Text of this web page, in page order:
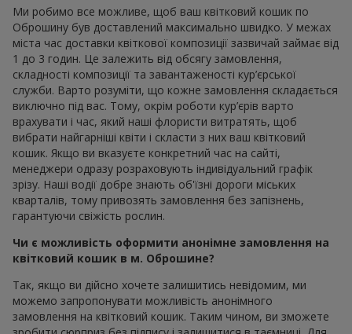
Ми робимо все можливе, щоб ваш квітковий кошик по
Оброшину був доставлений максимально швидко. У межах
міста час доставки квіткової композиції зазвичай займає від
1 до 3 годин. Це залежить від обсягу замовлення,
складності композиції та завантаженості кур’єрської
служби. Варто розуміти, що кожне замовлення складається
виключно під вас. Тому, окрім роботи кур’єрів варто
врахувати і час, який наші флористи витратять, щоб
вибрати найгарніші квіти і скласти з них ваш квітковий
кошик. Якщо ви вказуєте конкретний час на сайті,
менеджери одразу розраховують індивідуальний графік
зрізу. Наші водії добре знають об'їзні дороги міських
кварталів, тому привозять замовлення без запізнень,
гарантуючи свіжість рослин.
Чи є можливість оформити анонімне замовлення на
квітковий кошик в м. Оброшине?
Так, якщо ви дійсно хочете залишитись невідомим, ми
можемо запропонувати можливість анонімного
замовлення на квітковий кошик. Таким чином, ви зможете